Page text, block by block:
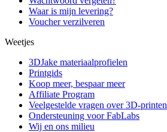
Waar is mijn levering?
Voucher verzilveren
Weetjes
3DJake materiaalprofielen
Printgids
Koop meer, bespaar meer
Affiliate Program
Veelgestelde vragen over 3D-printen
Ondersteuning voor FabLabs
Wij en ons milieu